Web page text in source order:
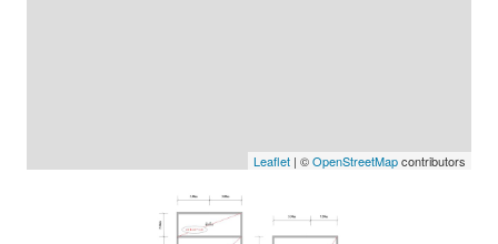
Leaflet | ©OpenStreetMapcontributors